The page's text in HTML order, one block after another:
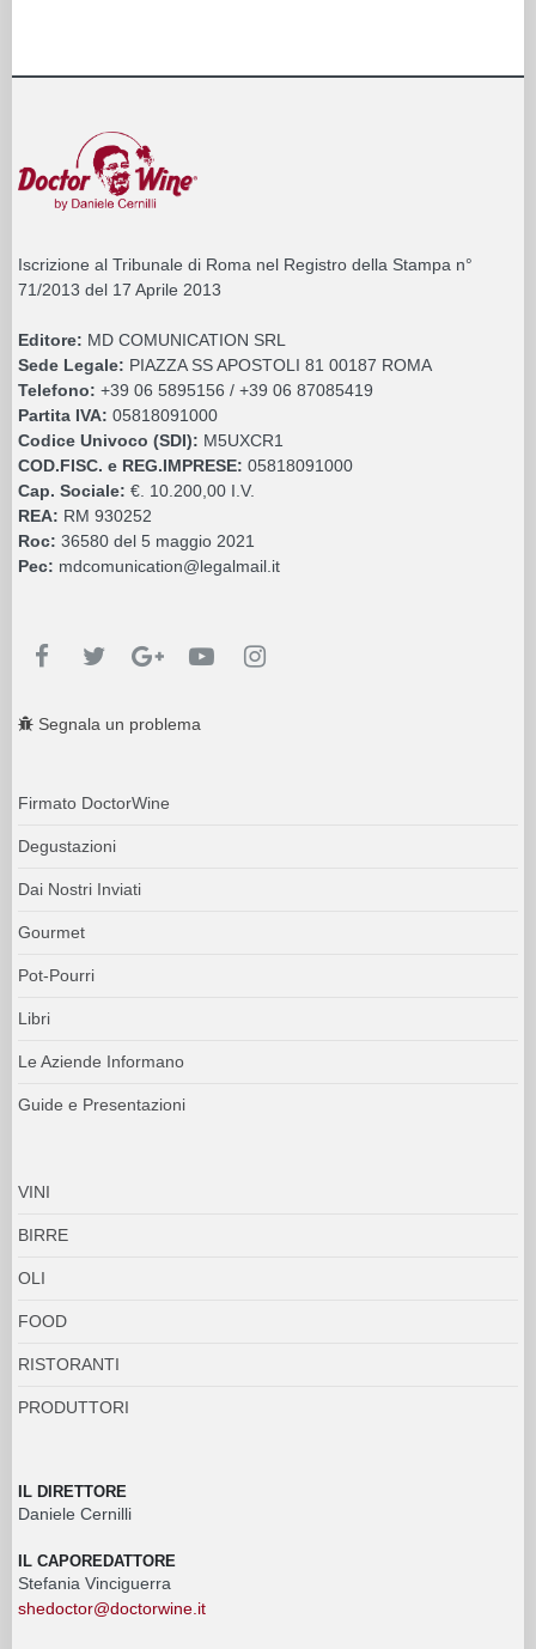
Iscrizione al Tribunale di Roma nel Registro della Stampa n°
71/2013 del 17 Aprile 2013
Editore: MD COMUNICATION SRL
Sede Legale: PIAZZA SS APOSTOLI 81 00187 ROMA
Telefono: +39 06 5895156 / +39 06 87085419
Partita IVA: 05818091000
Codice Univoco (SDI): M5UXCR1
COD.FISC. e REG.IMPRESE: 05818091000
Cap. Sociale: €. 10.200,00 I.V.
REA: RM 930252
Roc: 36580 del 5 maggio 2021
Pec: mdcomunication@legalmail.it
Segnala un problema
Firmato DoctorWine
Degustazioni
Dai Nostri Inviati
Gourmet
Pot-Pourri
Libri
Le Aziende Informano
Guide e Presentazioni
VINI
BIRRE
OLI
FOOD
RISTORANTI
PRODUTTORI
IL DIRETTORE
Daniele Cernilli
IL CAPOREDATTORE
Stefania Vinciguerra
shedoctor@doctorwine.it